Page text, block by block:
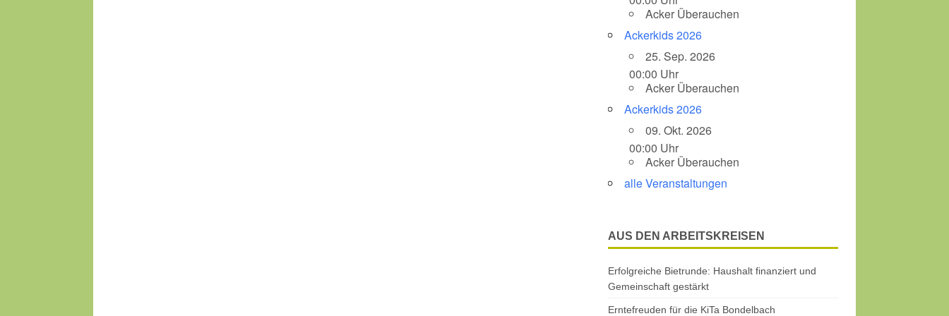
Acker Überauchen
Ackerkids 2026
25. Sep. 2026
00:00 Uhr
Acker Überauchen
Ackerkids 2026
09. Okt. 2026
00:00 Uhr
Acker Überauchen
alle Veranstaltungen
AUS DEN ARBEITSKREISEN
Erfolgreiche Bietrunde: Haushalt finanziert und
Gemeinschaft gestärkt
Erntefreuden für die KiTa Bondelbach